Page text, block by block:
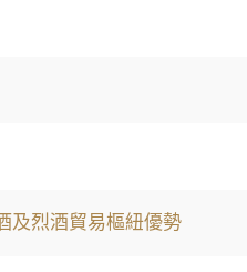
及烈酒貿易樞紐優勢